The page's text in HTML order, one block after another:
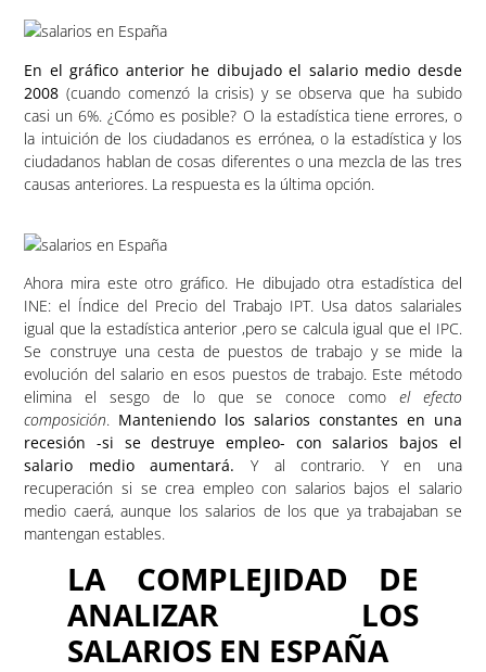
En el gráfico anterior he dibujado el salario medio desde
2008 (cuando comenzó la crisis) y se observa que ha subido
casi un 6%. ¿Cómo es posible? O la estadística tiene errores, o
la intuición de los ciudadanos es errónea, o la estadística y los
ciudadanos hablan de cosas diferentes o una mezcla de las tres
causas anteriores. La respuesta es la última opción.
Ahora mira este otro gráfico. He dibujado otra estadística del
INE: el Índice del Precio del Trabajo IPT. Usa datos salariales
igual que la estadística anterior ,pero se calcula igual que el IPC.
Se construye una cesta de puestos de trabajo y se mide la
evolución del salario en esos puestos de trabajo. Este método
elimina el sesgo de lo que se conoce como el efecto
composición. Manteniendo los salarios constantes en una
recesión -si se destruye empleo- con salarios bajos el
salario medio aumentará. Y al contrario. Y en una
recuperación si se crea empleo con salarios bajos el salario
medio caerá, aunque los salarios de los que ya trabajaban se
mantengan estables.
LA COMPLEJIDAD DE
ANALIZAR LOS
SALARIOS EN ESPAÑA